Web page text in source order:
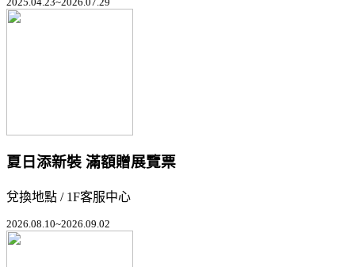
夏日添新裝 滿額贈展覽票
兌換地點 / 1F客服中心
2026.08.10~2026.09.02